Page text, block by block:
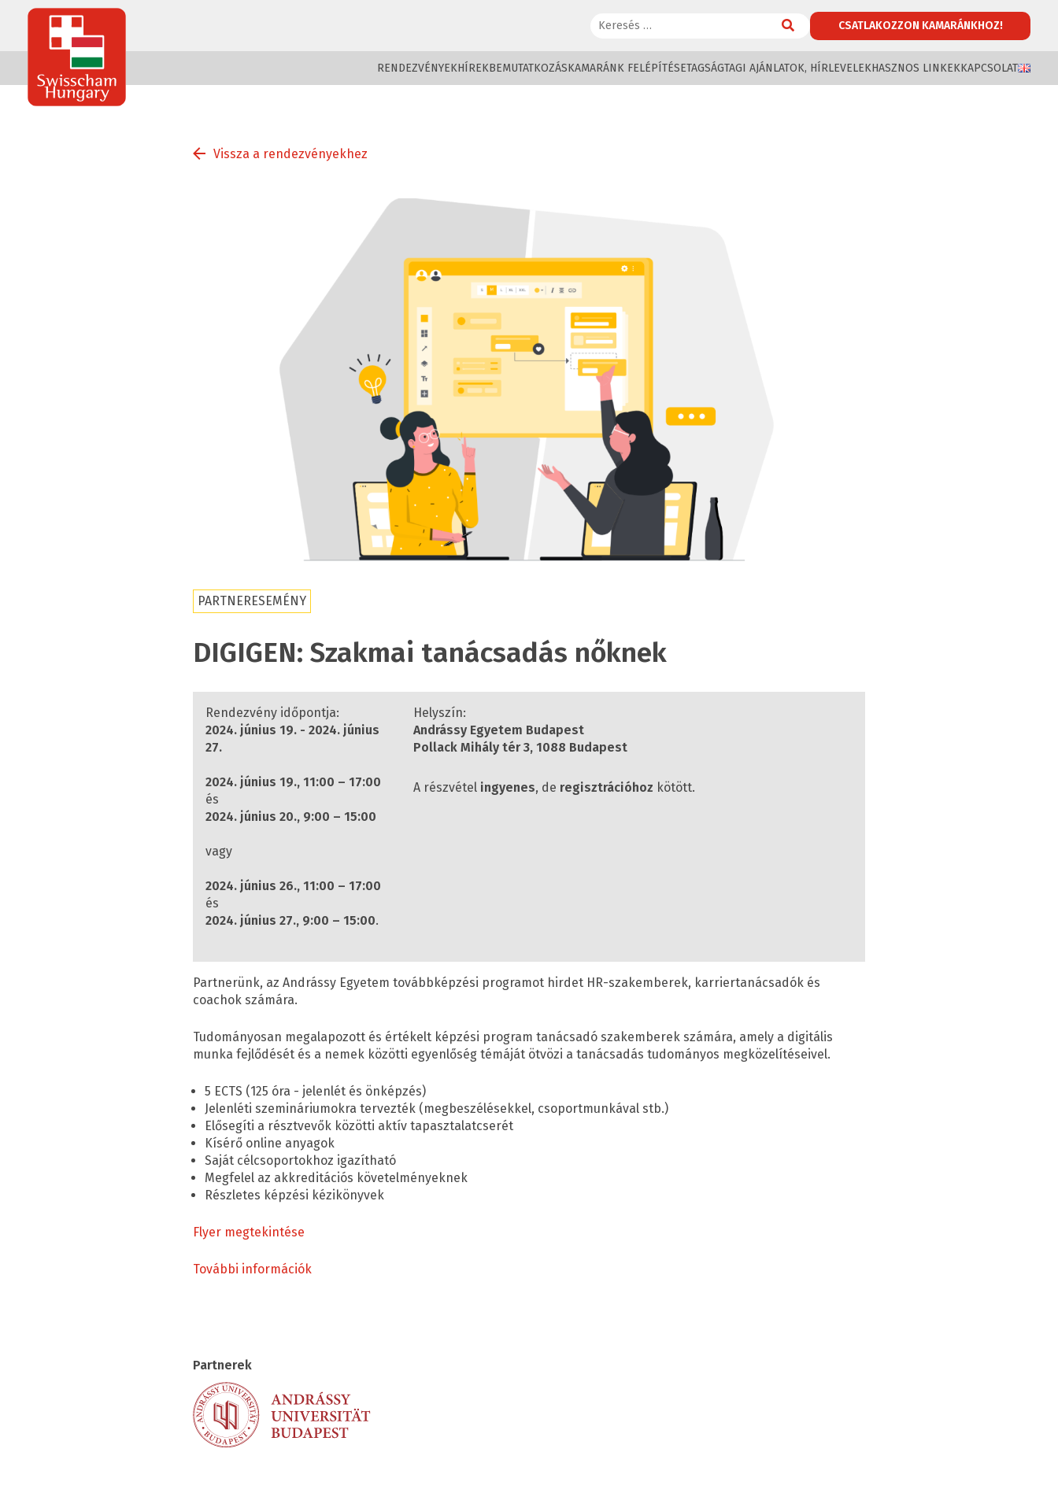
Swisscham
Hungary
Keresés: CSATLAKOZZON KAMARÁNKHOZ!
RENDEZVÉNYEKHÍREKBEMUTATKOZÁSKAMARÁNK FELÉPÍTÉSETAGSÁGTAGI AJÁNLATOK, HÍRLEVELEKHASZNOS LINKEKKAPCSOLAT
Vissza a rendezvényekhez
PARTNERESEMÉNY
DIGIGEN: Szakmai tanácsadás nőknek
Rendezvény időpontja:
2024. június 19. - 2024. június
27.
2024. június 19., 11:00 – 17:00
és
2024. június 20., 9:00 – 15:00
vagy
2024. június 26., 11:00 – 17:00
és
2024. június 27., 9:00 – 15:00.
Helyszín:
Andrássy Egyetem Budapest
Pollack Mihály tér 3, 1088 Budapest
A részvétel ingyenes, de regisztrációhoz kötött.
Partnerünk, az Andrássy Egyetem továbbképzési programot hirdet HR-szakemberek, karriertanácsadók és
coachok számára.
Tudományosan megalapozott és értékelt képzési program tanácsadó szakemberek számára, amely a digitális
munka fejlődését és a nemek közötti egyenlőség témáját ötvözi a tanácsadás tudományos megközelítéseivel.
5 ECTS (125 óra - jelenlét és önképzés)
Jelenléti szemináriumokra tervezték (megbeszélésekkel, csoportmunkával stb.)
Elősegíti a résztvevők közötti aktív tapasztalatcserét
Kísérő online anyagok
Saját célcsoportokhoz igazítható
Megfelel az akkreditációs követelményeknek
Részletes képzési kézikönyvek
Flyer megtekintése
További információk
Partnerek